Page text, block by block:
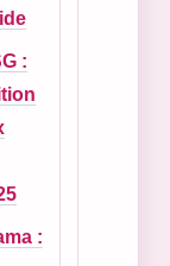
:
: